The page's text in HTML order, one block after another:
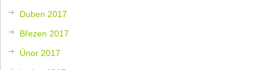
Duben 2017
Březen 2017
Únor 2017